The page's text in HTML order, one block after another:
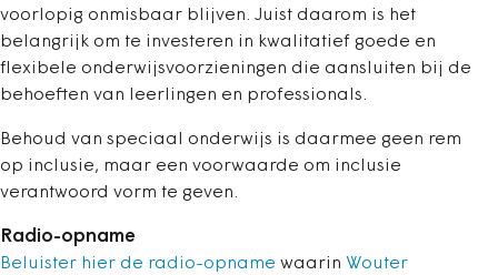
voorlopig onmisbaar blijven. Juist daarom is het
belangrijk om te investeren in kwalitatief goede en
flexibele onderwijsvoorzieningen die aansluiten bij de
behoeften van leerlingen en professionals.
Behoud van speciaal onderwijs is daarmee geen rem
op inclusie, maar een voorwaarde om inclusie
verantwoord vorm te geven.
Radio-opname
Beluister hier de radio-opname waarin Wouter